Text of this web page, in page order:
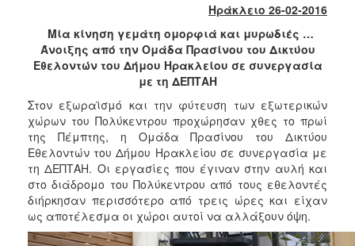
2017
2016
2013
2012
2011
2010
2006
Ηράκλειο 26-02-2016
Μία κίνηση γεμάτη ομορφιά και μυρωδιές …
Άνοιξης από την Ομάδα Πρασίνου του Δικτύου
Εθελοντών του Δήμου Ηρακλείου σε συνεργασία
με τη ΔΕΠΤΑΗ
Στον εξωραϊσμό και την φύτευση των εξωτερικών
χώρων του Πολύκεντρου προχώρησαν χθες το πρωί
της Πέμπτης, η Ομάδα Πρασίνου του Δικτύου
Εθελοντών του Δήμου Ηρακλείου σε συνεργασία με
τη ΔΕΠΤΑΗ. Οι εργασίες που έγιναν στην αυλή και
στο διάδρομο του Πολύκεντρου από τους εθελοντές
διήρκησαν περισσότερο από τρεις ώρες και είχαν
ως αποτέλεσμα οι χώροι αυτοί να αλλάξουν όψη.